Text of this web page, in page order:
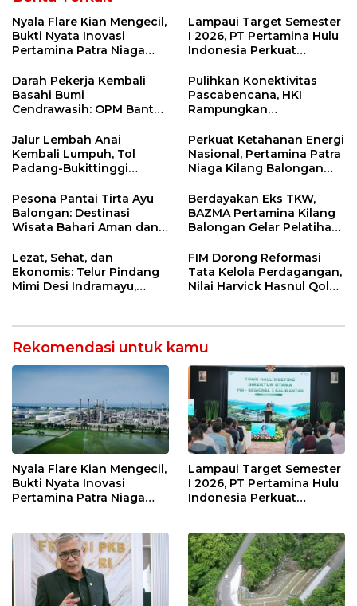
Nyala Flare Kian Mengecil,
Bukti Nyata Inovasi
Pertamina Patra Niaga
Net Zero Emission 2060
Lampaui Target Semester
I 2026, PT Pertamina Hulu
Indonesia Perkuat
Nasional Lewat Inovasi &
Keselamatan Kerja
Darah Pekerja Kembali
Basahi Bumi
Cendrawasih: OPM Bantai
di Tolikara!
Pulihkan Konektivitas
Pascabencana, HKI
Rampungkan
Lembah Anai dan Malalak
Jalur Lembah Anai
Kembali Lumpuh, Tol
Padang-Bukittinggi
Strategis
Perkuat Ketahanan Energi
Nasional, Pertamina Patra
Niaga Kilang Balongan
Jetty Propylene
Pesona Pantai Tirta Ayu
Balongan: Destinasi
Wisata Bahari Aman dan
Berdayakan Eks TKW,
BAZMA Pertamina Kilang
Balongan Gelar Pelatihan
Ekonomi Desa
Rawadalem
Lezat, Sehat, dan
Ekonomis: Telur Pindang
Mimi Desi Indramayu,
Ketagihan!
FIM Dorong Reformasi
Tata Kelola Perdagangan,
Nilai Harvick Hasnul Qolbi
Rekomendasi untuk kamu
Nyala Flare Kian Mengecil,
Bukti Nyata Inovasi
Pertamina Patra Niaga
Lampaui Target Semester
I 2026, PT Pertamina Hulu
Indonesia Perkuat
Keselamatan Kerja